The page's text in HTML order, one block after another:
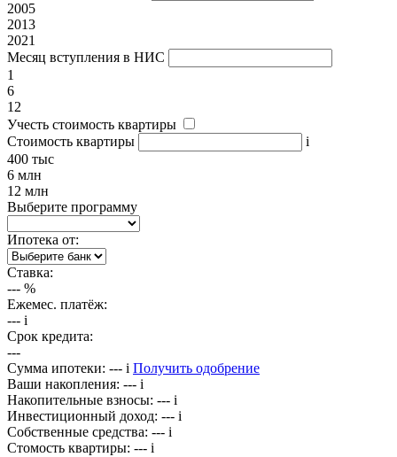
2005
2013
2021
Месяц вступления в НИС
1
6
12
Учесть стоимость квартиры
Стоимость квартиры
i
400 тыс
6 млн
12 млн
Выберите программу
Ипотека от:
Ставка:
--- %
Ежемес. платёж:
--- i
Срок кредита:
---
Сумма ипотеки: --- i Получить одобрение
Ваши накопления: --- i
Накопительные взносы: --- i
Инвестиционный доход: --- i
Собственные средства: --- i
Стомость квартиры: --- i